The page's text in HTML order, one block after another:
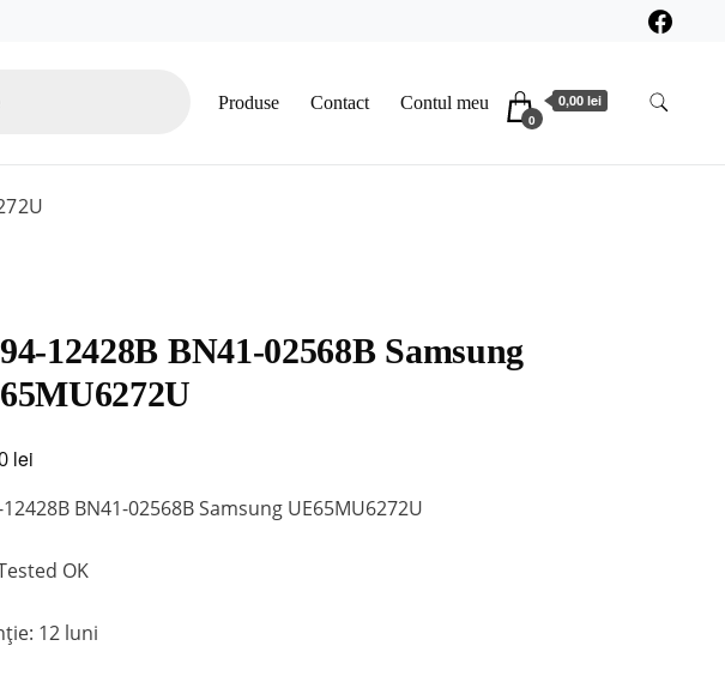
Produse Contact Contul meu
0
0,00 lei
12428B BN41-02568B Samsung
lei
BN41-02568B Samsung UE65MU6272U
OK
12 luni